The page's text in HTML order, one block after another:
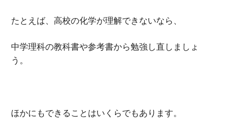
たとえば、高校の化学が理解できないなら、
中学理科の教科書や参考書から勉強し直しましょ
う。
ほかにもできることはいくらでもあります。